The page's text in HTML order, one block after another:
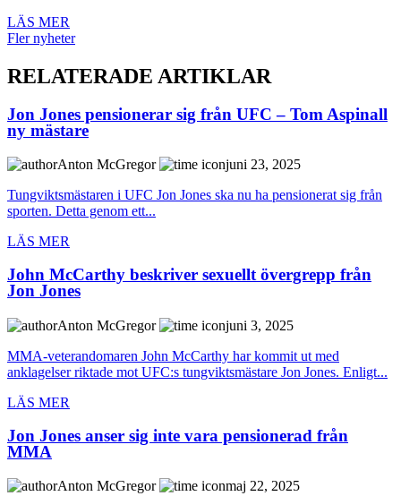
LÄS MER
Fler nyheter
RELATERADE ARTIKLAR
Jon Jones pensionerar sig från UFC – Tom Aspinall
ny mästare
Anton McGregor
juni 23, 2025
Tungviktsmästaren i UFC Jon Jones ska nu ha pensionerat sig från
sporten. Detta genom ett...
LÄS MER
John McCarthy beskriver sexuellt övergrepp från
Jon Jones
Anton McGregor
juni 3, 2025
MMA-veterandomaren John McCarthy har kommit ut med
anklagelser riktade mot UFC:s tungviktsmästare Jon Jones. Enligt...
LÄS MER
Jon Jones anser sig inte vara pensionerad från
MMA
Anton McGregor
maj 22, 2025